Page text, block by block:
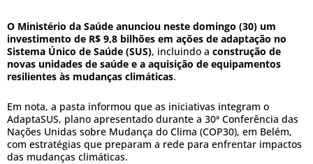
O Ministério da Saúde anunciou neste domingo (30) um
investimento de R$ 9,8 bilhões em ações de adaptação no
Sistema Único de Saúde (SUS), incluindo a construção de
novas unidades de saúde e a aquisição de equipamentos
resilientes às mudanças climáticas.
Em nota, a pasta informou que as iniciativas integram o
AdaptaSUS, plano apresentado durante a 30ª Conferência das
Nações Unidas sobre Mudança do Clima (COP30), em Belém,
com estratégias que preparam a rede para enfrentar impactos
das mudanças climáticas.